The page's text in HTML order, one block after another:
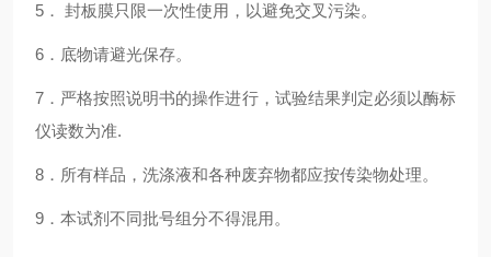
5． 封板膜只限一次性使用，以避免交叉污染。
6．底物请避光保存。
7．严格按照说明书的操作进行，试验结果判定必须以酶标
仪读数为准.
8．所有样品，洗涤液和各种废弃物都应按传染物处理。
9．本试剂不同批号组分不得混用。